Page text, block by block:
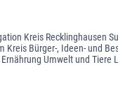
Kreis Recklinghausen
Bürger-, Ideen- und
Umwelt und Tiere